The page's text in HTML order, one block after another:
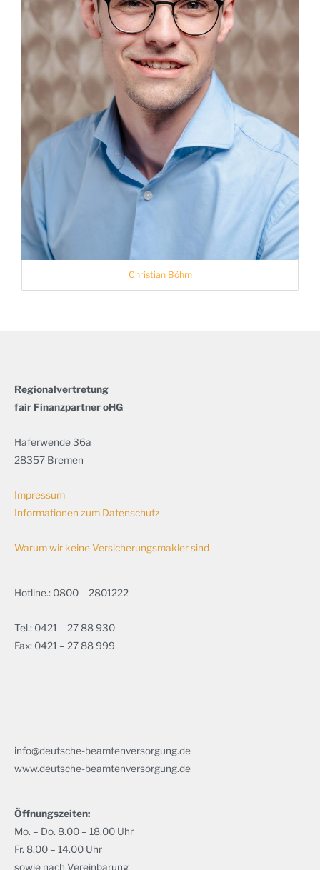
Christian Böhm
Regionalvertretung
fair Finanzpartner oHG
Haferwende 36a
28357 Bremen
Impressum
Informationen zum Datenschutz
Warum wir keine Versicherungsmakler sind
Hotline.: 0800 – 2801222
Tel.: 0421 – 27 88 930
Fax: 0421 – 27 88 999
info@deutsche-beamtenversorgung.de
www.deutsche-beamtenversorgung.de
Öffnungszeiten:
Mo. – Do. 8.00 – 18.00 Uhr
Fr. 8.00 – 14.00 Uhr
sowie nach Vereinbarung